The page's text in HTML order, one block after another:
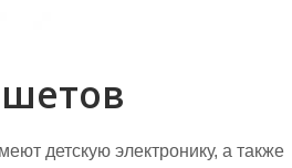
детскую электронику, а также